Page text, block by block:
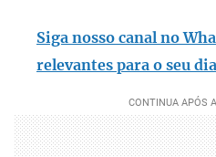
Siga nosso canal no
relevantes para o seu dia